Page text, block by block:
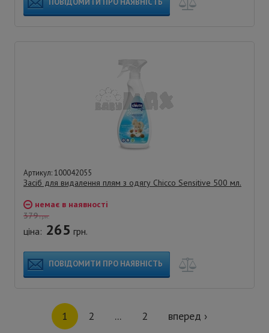
Артикул: 100042055
Засіб для видалення плям з одягу Chicco Sensitive 500 мл.
немає в наявності
379грн.
ціна: 265 грн.
ПОВІДОМИТИ ПРО НАЯВНІСТЬ
1 2 ... 2 вперед ›